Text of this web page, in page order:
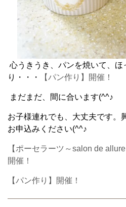
心うきうき、パンを焼いて、ほ
り・・・
【パン作り】開催！
まだまだ、間に合います(^^♪
お子様連れでも、大丈夫です。
お申込みください(^^♪
【ポーセラーツ～salon de
開催！
【パン作り】開催！